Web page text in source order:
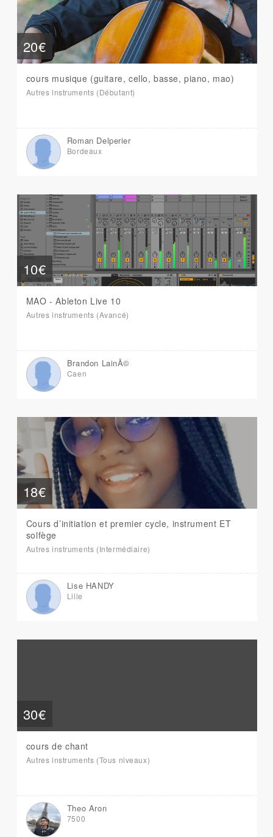
20€
cours musique (guitare, cello, basse, piano, mao)
Autres instruments (Débutant)
Roman Delperier
Bordeaux
10€
MAO - Ableton Live 10
Autres instruments (Avancé)
Brandon LainÃ©
Caen
18€
Cours d’initiation et premier cycle, instrument ET
solfège
Autres instruments (Intermédiaire)
Lise HANDY
Lille
30€
cours de chant
Autres instruments (Tous niveaux)
Theo Aron
7500